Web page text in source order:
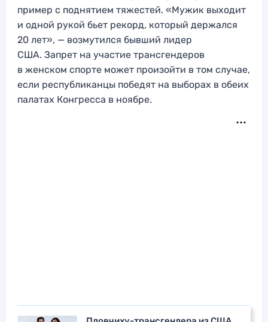
пример с поднятием тяжестей. «Мужик выходит
и одной рукой бьет рекорд, который держался
20 лет», — возмутился бывший лидер
США. Запрет на участие трансгендеров
в женском спорте может произойти в том случае,
если республиканцы победят на выборах в обеих
палатах Конгресса в ноябре.